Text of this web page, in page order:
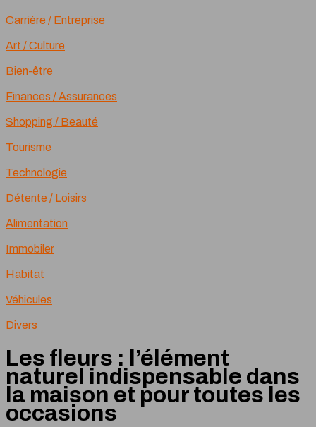
Carrière / Entreprise
Art / Culture
Bien-être
Finances / Assurances
Shopping / Beauté
Tourisme
Technologie
Détente / Loisirs
Alimentation
Immobiler
Habitat
Véhicules
Divers
Les fleurs : l’élément
naturel indispensable dans
la maison et pour toutes les
occasions